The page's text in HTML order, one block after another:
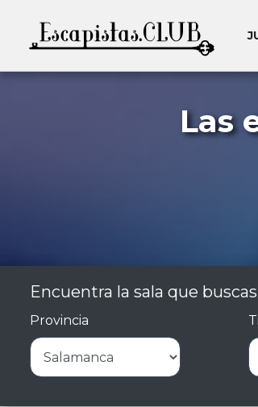
Las
Encuentra la sala que buscas
Provincia